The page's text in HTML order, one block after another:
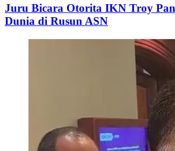
Juru Bicara Otorita IKN Troy
Dunia di Rusun ASN